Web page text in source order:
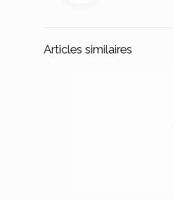
Articles similaires